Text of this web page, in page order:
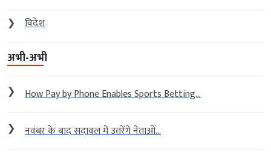
❯
विदेश
अभी-अभी
❯ How Pay by Phone Enables Sports Betting...
❯ नवंबर के बाद सदावल में उतरेंगे नेताओं...